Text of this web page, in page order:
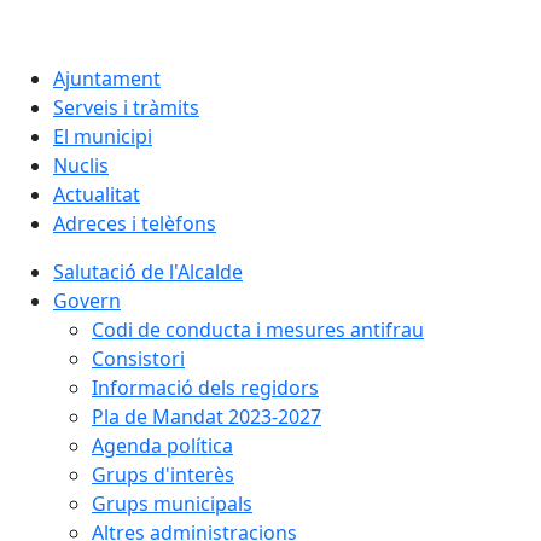
Ajuntament
Serveis i tràmits
El municipi
Nuclis
Actualitat
Adreces i telèfons
Salutació de l'Alcalde
Govern
Codi de conducta i mesures antifrau
Consistori
Informació dels regidors
Pla de Mandat 2023-2027
Agenda política
Grups d'interès
Grups municipals
Altres administracions